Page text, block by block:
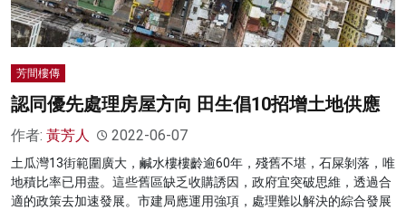
芳間樓傳
認同優先處理房屋方向 田生倡10招增土地供應
作者: 黃芳人 2022-06-07
土瓜灣13街範圍廣大，鹹水樓樓齡逾60年，殘舊不堪，石屎剝落，唯
地積比率已用盡。這些舊區缺乏收購誘因，政府宜突破思維，透過合
適的政策去加速發展。市建局應運用強項，處理難以解決的綜合發展